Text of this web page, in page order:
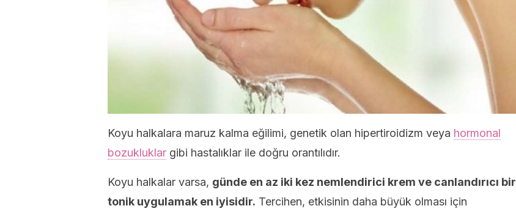
Koyu halkalara maruz kalma eğilimi, genetik olan hipertiroidizm veya hormonal
bozukluklar gibi hastalıklar ile doğru orantılıdır.
Koyu halkalar varsa, günde en az iki kez nemlendirici krem ​​ve canlandırıcı bir
tonik uygulamak en iyisidir. Tercihen, etkisinin daha büyük olması için